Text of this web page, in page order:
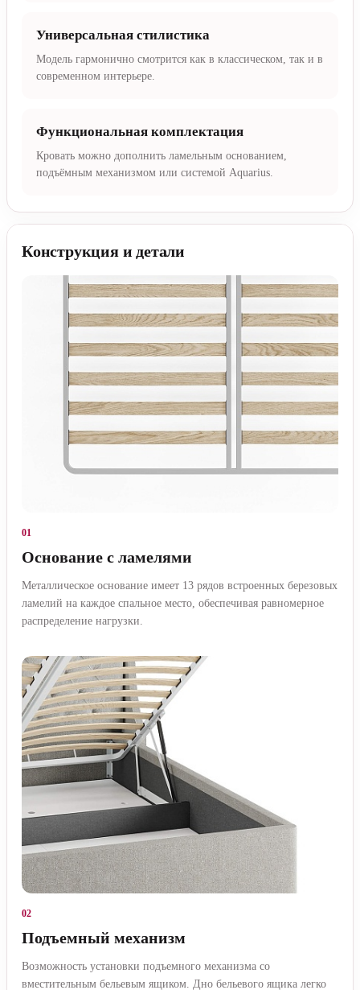
Универсальная стилистика
Модель гармонично смотрится как в классическом, так и в
современном интерьере.
Функциональная комплектация
Кровать можно дополнить ламельным основанием,
подъёмным механизмом или системой Aquarius.
Конструкция и детали
01
Основание с ламелями
Металлическое основание имеет 13 рядов встроенных березовых
ламелий на каждое спальное место, обеспечивая равномерное
распределение нагрузки.
02
Подъемный механизм
Возможность установки подъемного механизма со
вместительным бельевым ящиком. Дно бельевого ящика легко